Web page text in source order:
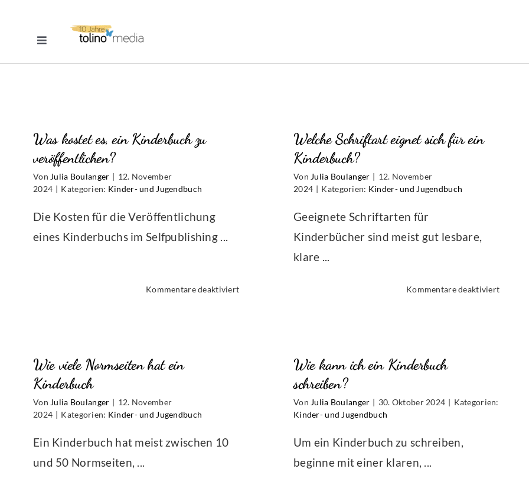
Toggle
Selfpublishing
Printbuch
Hörbuch
Über uns
Was kostet es, ein Kinderbuch zu
veröffentlichen?
Von Julia Boulanger | 12. November
2024 | Kategorien: Kinder- und Jugendbuch
Die Kosten für die Veröffentlichung
eines Kinderbuchs im Selfpublishing ...
Kommentare deaktiviertfür
veröffentlichen?
Welche Schriftart eignet sich für ein
Kinderbuch?
Von Julia Boulanger | 12. November
2024 | Kategorien: Kinder- und Jugendbuch
Geeignete Schriftarten für
Kinderbücher sind meist gut lesbare,
klare ...
Kommentare deaktiviertfür
Wie viele Normseiten hat ein
Kinderbuch
Von Julia Boulanger | 12. November
2024 | Kategorien: Kinder- und Jugendbuch
Ein Kinderbuch hat meist zwischen 10
und 50 Normseiten, ...
Wie kann ich ein Kinderbuch
schreiben?
Von Julia Boulanger | 30. Oktober 2024 | Kategorien:
Kinder- und Jugendbuch
Um ein Kinderbuch zu schreiben,
beginne mit einer klaren, ...